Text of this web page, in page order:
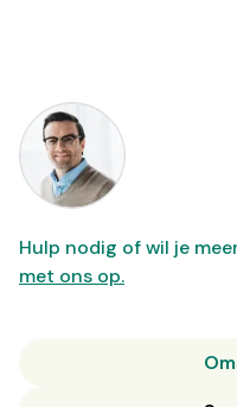
Hulp nodig of wil je
met ons op.